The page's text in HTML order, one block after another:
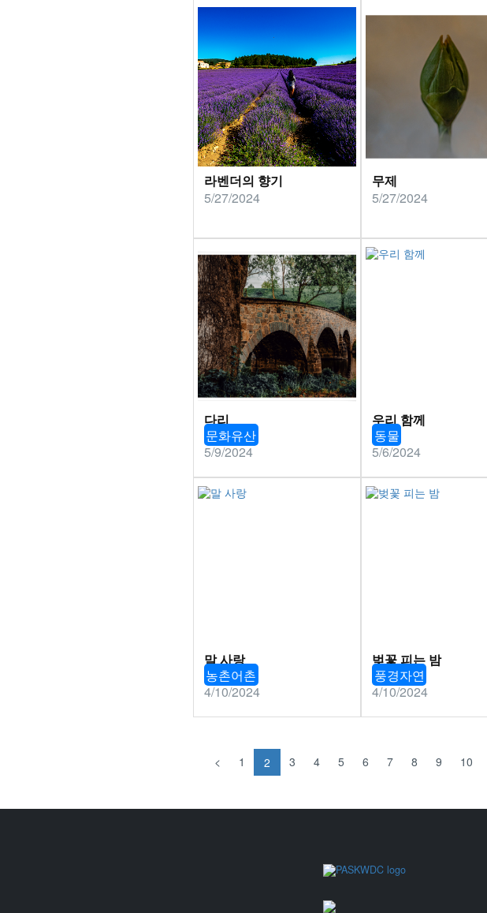
라벤더의 향기
5/27/2024
무제
5/27/2024
다리
문화유산
5/9/2024
우리 함께
동물
5/6/2024
말 사랑
농촌어촌
4/10/2024
벚꽃 피는 밤
풍경자연
4/10/2024
< 1 2 3 4 5 6 7 8 9 10